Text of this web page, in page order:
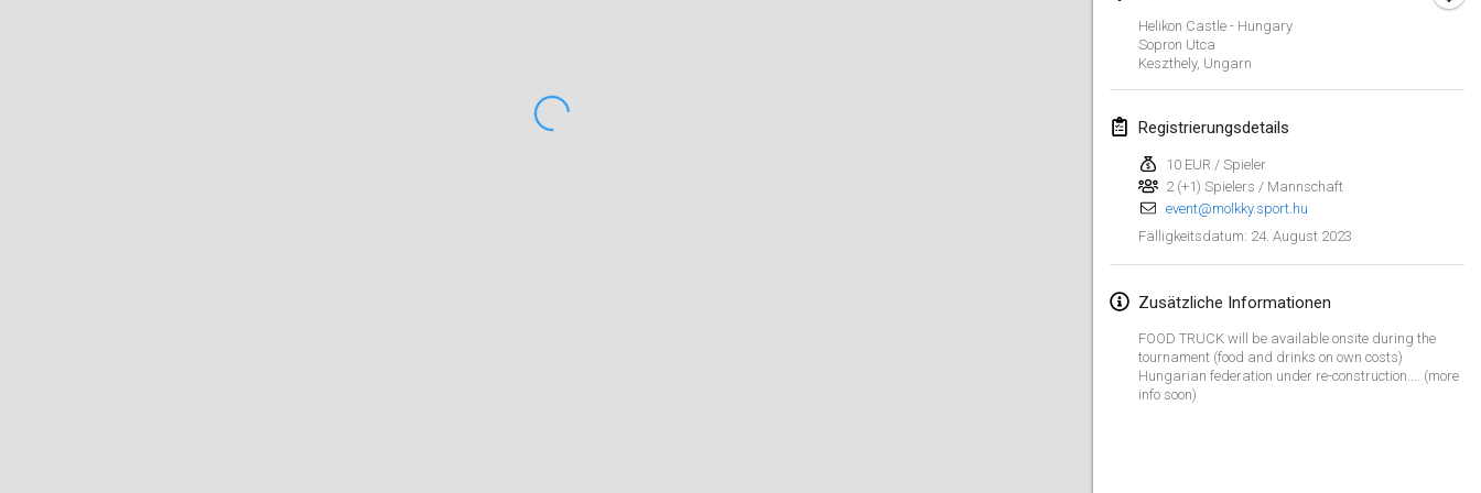
Helikon Castle - Hungary
Sopron Utca
Keszthely, Ungarn
Registrierungsdetails
10 EUR / Spieler
2 (+1) Spielers / Mannschaft
event@molkky.sport.hu
Fälligkeitsdatum: 24. August 2023
Zusätzliche Informationen
FOOD TRUCK will be available onsite during the
tournament (food and drinks on own costs)
Hungarian federation under re-construction.... (more
info soon)
Februar 2023
4. Feb. 2023|Frankreich
SingeliDuppeli
4. Feb. 2023|Finnland
SM HalliMölkky - Finnish Championship
11. Feb. 2023|Finnland
Indoor de la CASAS
18. Feb. 2023|Frankreich